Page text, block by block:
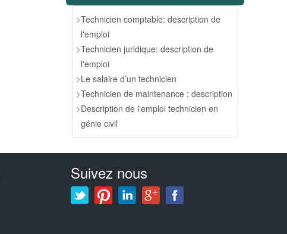
Technicien comptable: description de
l'emploi
Technicien juridique: description de
l'emploi
Le salaire d’un technicien
Technicien de maintenance : description
Description de l'emploi technicien en
génie civil
Suivez nous